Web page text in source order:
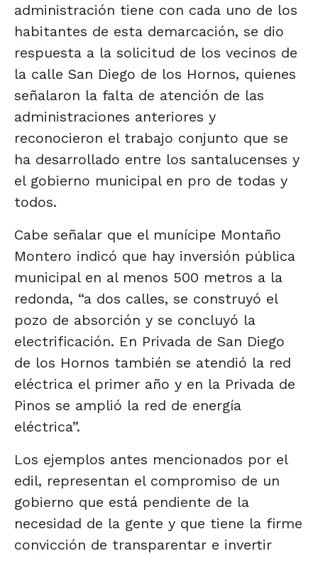
administración tiene con cada uno de los
habitantes de esta demarcación, se dio
respuesta a la solicitud de los vecinos de
la calle San Diego de los Hornos, quienes
señalaron la falta de atención de las
administraciones anteriores y
reconocieron el trabajo conjunto que se
ha desarrollado entre los santalucenses y
el gobierno municipal en pro de todas y
todos.
Cabe señalar que el munícipe Montaño
Montero indicó que hay inversión pública
municipal en al menos 500 metros a la
redonda, “a dos calles, se construyó el
pozo de absorción y se concluyó la
electrificación. En Privada de San Diego
de los Hornos también se atendió la red
eléctrica el primer año y en la Privada de
Pinos se amplió la red de energía
eléctrica”.
Los ejemplos antes mencionados por el
edil, representan el compromiso de un
gobierno que está pendiente de la
necesidad de la gente y que tiene la firme
convicción de transparentar e invertir